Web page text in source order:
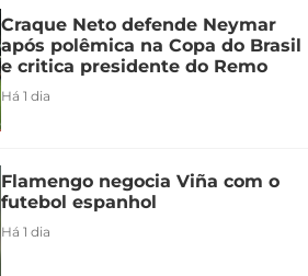
Craque Neto defende Neymar
após polêmica na Copa do Brasil
e critica presidente do Remo
Há 1 dia
Flamengo negocia Viña com o
futebol espanhol
Há 1 dia